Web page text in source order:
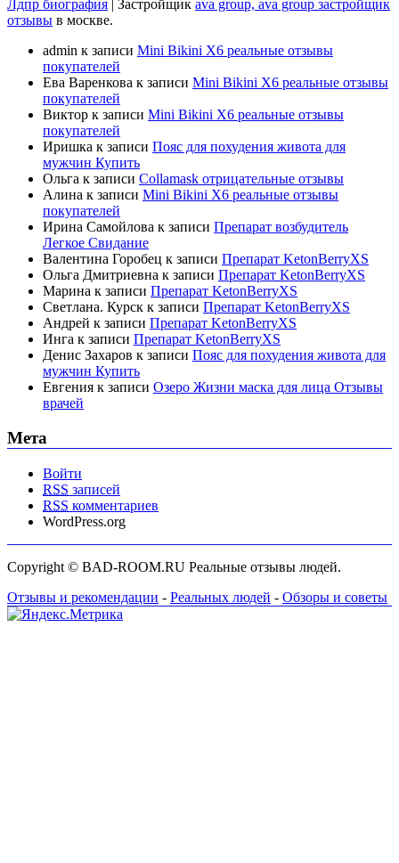
Лдпр биография | Застройщик ava group, ava group застройщик
отзывы в москве.
admin к записи Mini Bikini X6 реальные отзывы
покупателей
Ева Варенкова к записи Mini Bikini X6 реальные отзывы
покупателей
Виктор к записи Mini Bikini X6 реальные отзывы
покупателей
Иришка к записи Пояс для похудения живота для
мужчин Купить
Ольга к записи Collamask отрицательные отзывы
Алина к записи Mini Bikini X6 реальные отзывы
покупателей
Ирина Самойлова к записи Препарат возбудитель
Легкое Свидание
Валентина Горобец к записи Препарат KetonBerryХS
Ольга Дмитриевна к записи Препарат KetonBerryХS
Марина к записи Препарат KetonBerryХS
Светлана. Курск к записи Препарат KetonBerryХS
Андрей к записи Препарат KetonBerryХS
Инга к записи Препарат KetonBerryХS
Денис Захаров к записи Пояс для похудения живота для
мужчин Купить
Евгения к записи Озеро Жизни маска для лица Отзывы
врачей
Мета
Войти
RSS записей
RSS комментариев
WordPress.org
Copyright © BAD-ROOM.RU Реальные отзывы людей.
Отзывы и рекомендации - Реальных людей - Обзоры и советы